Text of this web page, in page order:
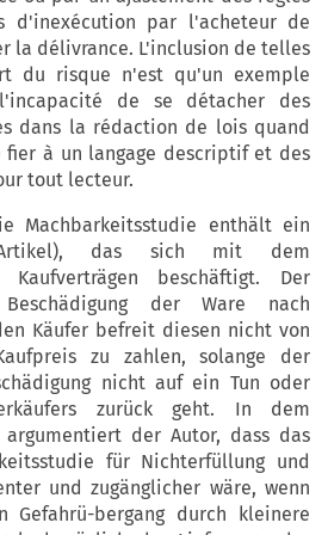
d'inexécution par l'acheteur de
la délivrance. L'inclusion de telles
du risque n'est qu'un exemple
de se détacher des
dans la rédaction de lois quand
à un langage descriptif et des
tout lecteur.
Machbarkeitsstudie enthält ein
das sich mit dem
Kaufverträgen beschäftigt. Der
der Ware nach
Käufer befreit diesen nicht von
zu zahlen, solange der
nicht auf ein Tun oder
zurück geht. In dem
der Autor, dass das
für Nichterfüllung und
und zugänglicher wäre, wenn
Gefahrü-bergang durch kleinere